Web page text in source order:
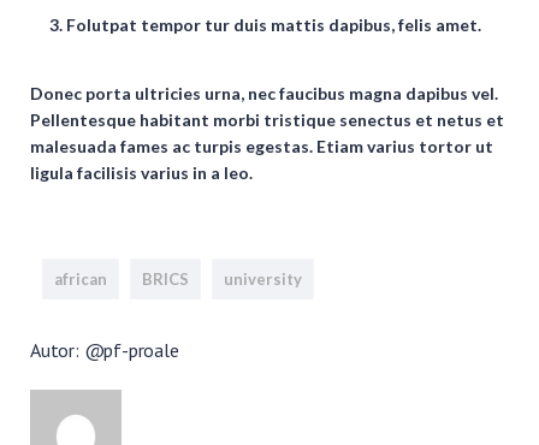
Folutpat tempor tur duis mattis dapibus, felis amet.
Donec porta ultricies urna, nec faucibus magna dapibus vel.
Pellentesque habitant morbi tristique senectus et netus et
malesuada fames ac turpis egestas. Etiam varius tortor ut
ligula facilisis varius in a leo.
african BRICS university
Autor: @pf-proale